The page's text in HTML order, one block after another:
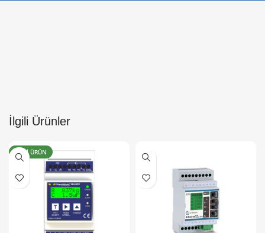
İlgili Ürünler
YENI ÜRÜN